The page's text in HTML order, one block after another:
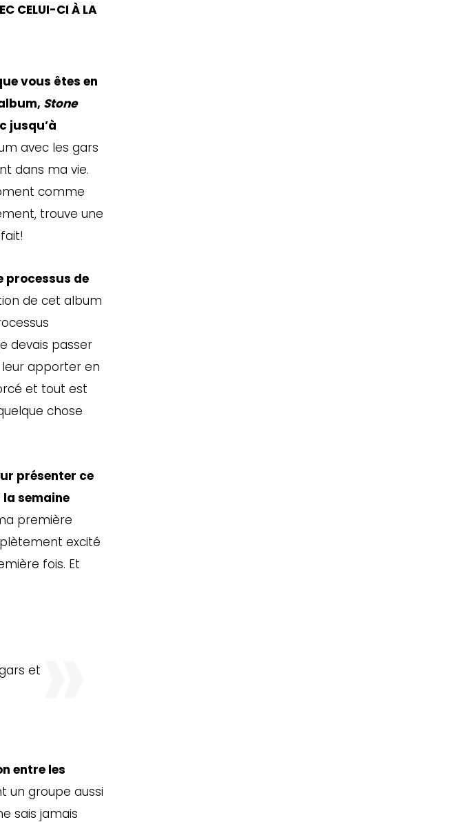
CELUI-CI À LA
vous êtes en
Stone
jusqu’à
avec les gars
dans ma vie.
comme
trouve une
processus de
de cet album
devais passer
leur apporter en
et tout est
chose
présenter ce
semaine
première
excité
fois. Et
et
entre les
un groupe aussi
sais jamais